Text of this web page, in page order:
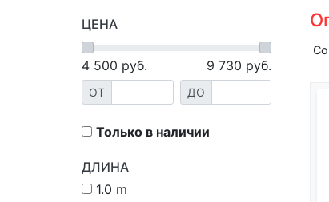
ЦЕНА
4 500 руб. 9 730 руб.
ОТ ДО
Только в наличии
ДЛИНА
1.0 m